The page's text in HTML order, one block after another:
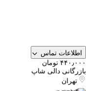
اطلاعات تماس
۴۴۰٫۰۰۰ تومان
بازرگانی دالی شاپ
تهران